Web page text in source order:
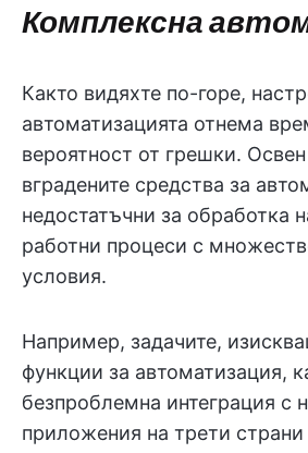
Комплексна
Както видяхте по-горе,
автоматизацията отнема
вероятност от грешки. Освен
вградените средства за
недостатъчни за обработка
работни процеси с
условия.
Например, задачите,
функции за автоматизация,
безпроблемна интеграция с
приложения на трети